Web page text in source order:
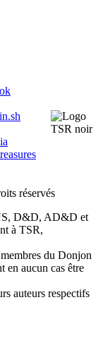
réservés
D&D, AD&D et
à TSR,
du Donjon
en aucun cas être
auteurs respectifs